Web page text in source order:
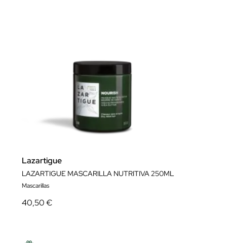
Lazartigue
LAZARTIGUE MASCARILLA NUTRITIVA 250ML
Mascarillas
40,50 €